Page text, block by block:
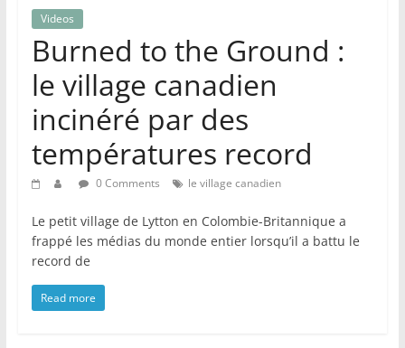
Videos
Burned to the Ground :
le village canadien
incinéré par des
températures record
0 Comments le village canadien
Le petit village de Lytton en Colombie-Britannique a
frappé les médias du monde entier lorsqu’il a battu le
record de
Read more